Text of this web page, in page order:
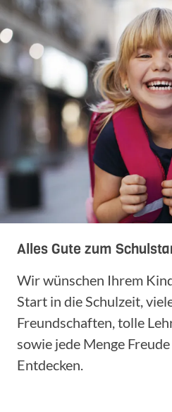
Alles Gute zum
Wir wünschen Ihrem
Start in die Schulzeit,
Freundschaften, tolle
sowie jede Menge
Entdecken.